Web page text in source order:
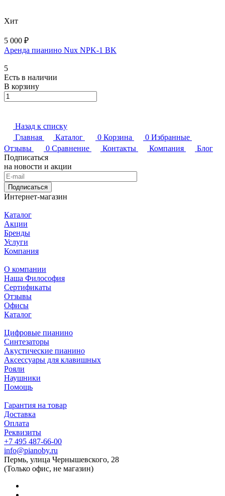
Хит
5 000 ₽
Аренда пианино Nux NPK-1 BK
5
Есть в наличии
В корзину
Назад к списку
Главная
Каталог 0 Корзина 0 Избранные
Отзывы
0 Сравнение Контакты Компания
Блог
Подписаться
на новости и акции
Подписаться
Интернет-магазин
Каталог
Акции
Бренды
Услуги
Компания
О компании
Наша Философия
Сертификаты
Отзывы
Офисы
Каталог
Цифровые пианино
Синтезаторы
Акустические пианино
Аксессуары для клавишных
Рояли
Наушники
Помощь
Гарантия на товар
Доставка
Оплата
Реквизиты
+7 495 487-66-00
info@pianoby.ru
Пермь, улица Чернышевского, 28
(Только офис, не магазин)